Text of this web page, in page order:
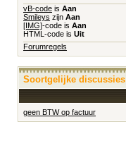
vB-code is Aan
Smileys zijn Aan
[IMG]-code is Aan
HTML-code is Uit
Forumregels
Soortgelijke discussies
geen BTW op factuur